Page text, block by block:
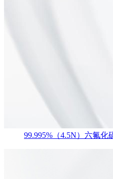
99.995%（4.5N）六氟化